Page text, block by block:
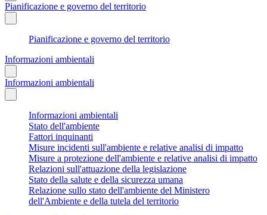
Pianificazione e governo del territorio
Pianificazione e governo del territorio
Informazioni ambientali
Informazioni ambientali
Informazioni ambientali
Stato dell'ambiente
Fattori inquinanti
Misure incidenti sull'ambiente e relative analisi di impatto
Misure a protezione dell'ambiente e relative analisi di impatto
Relazioni sull'attuazione della legislazione
Stato della salute e della sicurezza umana
Relazione sullo stato dell'ambiente del Ministero
dell'Ambiente e della tutela del territorio